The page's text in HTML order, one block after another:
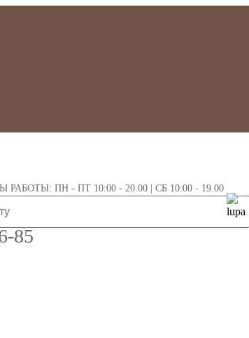
ПН - ПТ 10:00 - 20.00 | СБ 10:00 - 19.00
85